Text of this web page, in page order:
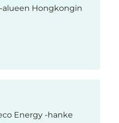
alueen Hongkongin
Energy -hanke